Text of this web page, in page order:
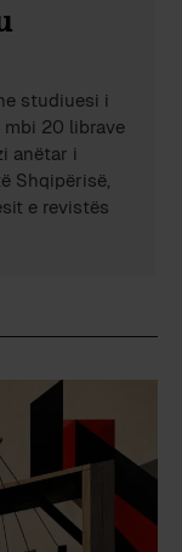
studiuesi i
mbi 20 librave
anëtar i
Shqipërisë,
e revistës